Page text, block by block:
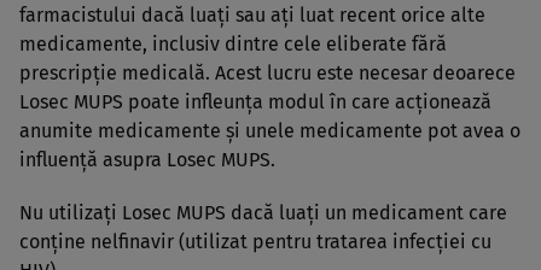
farmacistului dacă luaţi sau aţi luat recent orice alte
medicamente, inclusiv dintre cele eliberate fără
prescripţie medicală. Acest lucru este necesar deoarece
Losec MUPS poate infleunţa modul în care acţionează
anumite medicamente şi unele medicamente pot avea o
influenţă asupra Losec MUPS.
Nu utilizaţi Losec MUPS dacă luaţi un medicament care
conţine nelfinavir (utilizat pentru tratarea infecţiei cu